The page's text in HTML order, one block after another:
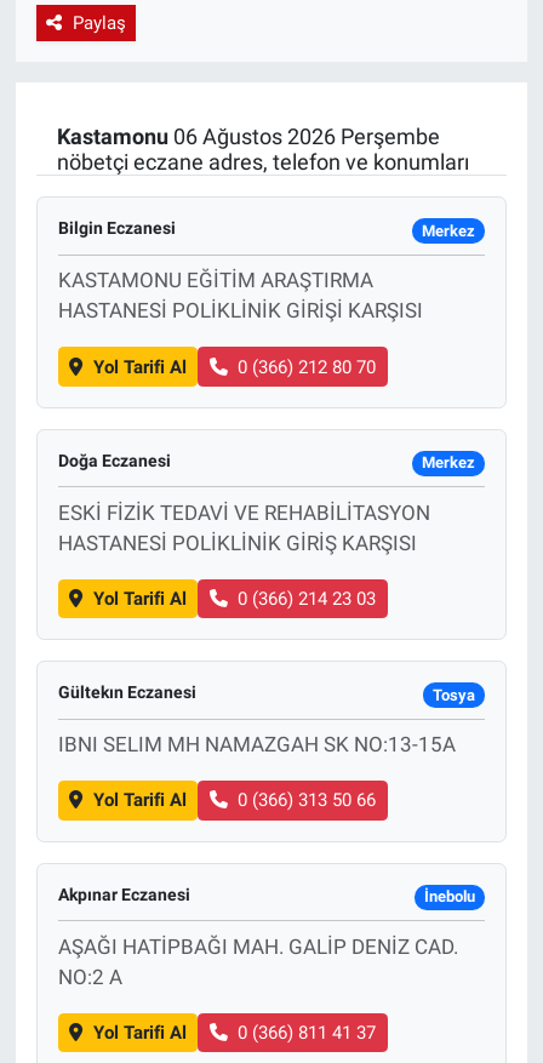
Paylaş
Kastamonu06 Ağustos 2026 Perşembe
nöbetçi eczane adres, telefon ve konumları
Bilgin Eczanesi Merkez
KASTAMONU EĞİTİM ARAŞTIRMA
HASTANESİ POLİKLİNİK GİRİŞİ KARŞISI
Yol Tarifi Al 0 (366) 212 80 70
Doğa Eczanesi Merkez
ESKİ FİZİK TEDAVİ VE REHABİLİTASYON
HASTANESİ POLİKLİNİK GİRİŞ KARŞISI
Yol Tarifi Al 0 (366) 214 23 03
Gültekın Eczanesi Tosya
IBNI SELIM MH NAMAZGAH SK NO:13-15A
Yol Tarifi Al 0 (366) 313 50 66
Akpınar Eczanesi İnebolu
AŞAĞI HATİPBAĞI MAH. GALİP DENİZ CAD.
NO:2 A
Yol Tarifi Al 0 (366) 811 41 37
EndüstriST
Endüstri 4.0 Uygulamaları
Ağır Sanayi Çözümleri